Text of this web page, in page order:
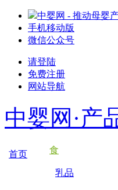
中婴网 - 推动母婴
手机移动版
微信公众号
请登陆
免费注册
网站导航
中婴网·产
首页 食
乳品